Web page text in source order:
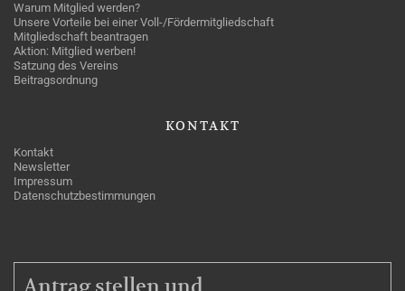
Warum Mitglied werden?
Unsere Vorteile bei einer Voll-/Fördermitgliedschaft
Mitgliedschaft beantragen
Aktion: Mitglied werben!
Satzung des Vereins
Beitragsordnung
KONTAKT
Kontakt
Newsletter
Impressum
Datenschutzbestimmungen
MITGLIEDSCHAFT
Antrag stellen und